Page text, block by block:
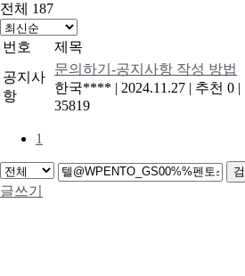
전체 187
번호 제목
공지사
항
문의하기-공지사항 작성 방법
한국**** | 2024.11.27 | 추천 0 |
35819
1
글쓰기